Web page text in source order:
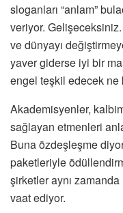
sloganları “anlam”
veriyor.
ve dünyayı
yaver giderse iyi bir
engel teşkil edecek ne
Akademisyenler,
sağlayan etmenleri
Buna özdeşleşme
paketleriyle
şirketler aynı zamanda
vaat ediyor.